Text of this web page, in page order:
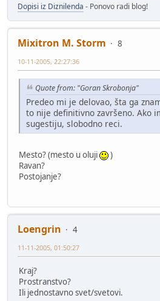
Dopisi iz Diznilenda - Ponovo radi blog!
Mixitron M. Storm
8
10-11-2005, 22:27:36
Quote from: "Goran Skrobonja"
Predeo mi je delovao, šta ga
to nije definitivno završeno. Ako
sugestiju, slobodno reci.
Mesto? (mesto u oluji
)
Ravan?
Postojanje?
Loengrin
4
11-11-2005, 01:50:27
Kraj?
Prostranstvo?
Ili jednostavno svet/svetovi.